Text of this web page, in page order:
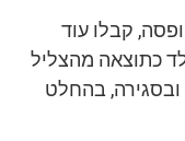
קבלו עוד
כתוצאה מהצליל
בהחלט